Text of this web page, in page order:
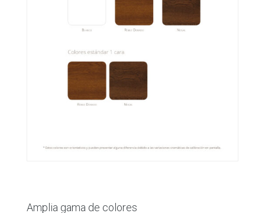
Amplia gama de colores